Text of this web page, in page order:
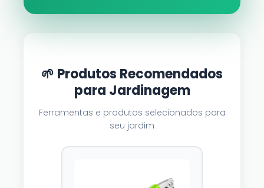
🌱 Produtos Recomendados
para Jardinagem
Ferramentas e produtos selecionados para
seu jardim